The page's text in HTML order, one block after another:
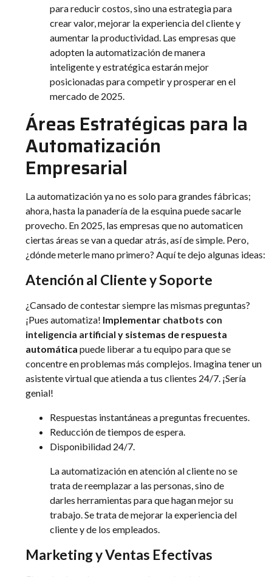
para reducir costos, sino una estrategia para
crear valor, mejorar la experiencia del cliente y
aumentar la productividad. Las empresas que
adopten la automatización de manera
inteligente y estratégica estarán mejor
posicionadas para competir y prosperar en el
mercado de 2025.
Áreas Estratégicas para la
Automatización
Empresarial
La automatización ya no es solo para grandes fábricas;
ahora, hasta la panadería de la esquina puede sacarle
provecho. En 2025, las empresas que no automaticen
ciertas áreas se van a quedar atrás, así de simple. Pero,
¿dónde meterle mano primero? Aquí te dejo algunas ideas:
Atención al Cliente y Soporte
¿Cansado de contestar siempre las mismas preguntas?
¡Pues automatiza! Implementar chatbots con
inteligencia artificial y sistemas de respuesta
automática puede liberar a tu equipo para que se
concentre en problemas más complejos. Imagina tener un
asistente virtual que atienda a tus clientes 24/7. ¡Sería
genial!
Respuestas instantáneas a preguntas frecuentes.
Reducción de tiempos de espera.
Disponibilidad 24/7.
La automatización en atención al cliente no se
trata de reemplazar a las personas, sino de
darles herramientas para que hagan mejor su
trabajo. Se trata de mejorar la experiencia del
cliente y de los empleados.
Marketing y Ventas Efectivas